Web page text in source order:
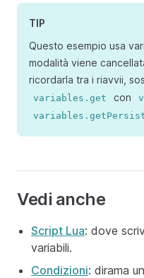
TIP
Questo esempio usa
modalità viene
ricordarla tra i riavvii,
variables.get con
Vedi anche
Script Lua: dove
variabili.
Condizioni: dirama